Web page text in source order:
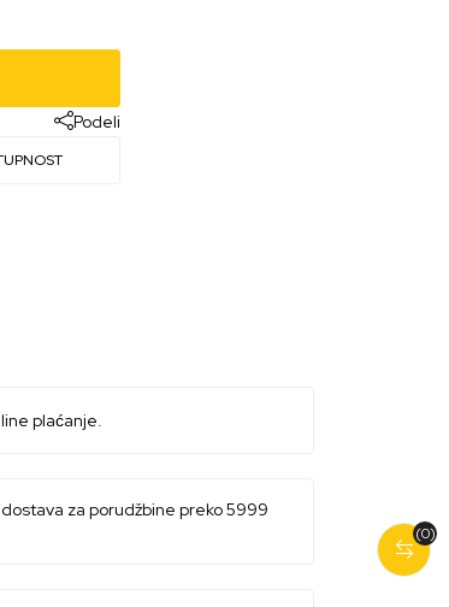
Podeli
(0)
plaćanje.
za porudžbine preko 5999